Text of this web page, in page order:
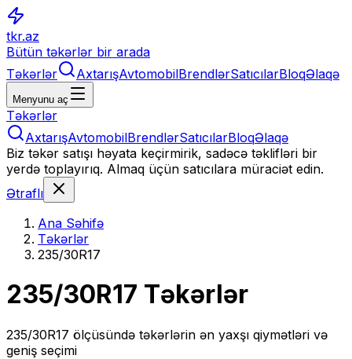
tkr.az
Bütün təkərlər bir arada
Təkərlər
AxtarışAvtomobilBrendlərSatıcılarBloqƏlaqə
Menyunu aç
Təkərlər
AxtarışAvtomobilBrendlərSatıcılarBloqƏlaqə
Biz təkər satışı həyata keçirmirik, sadəcə təklifləri bir
yerdə toplayırıq. Almaq üçün satıcılara müraciət edin.
Ətraflı
Ana Səhifə
Təkərlər
235/30R17
235/30R17 Təkərlər
235/30R17 ölçüsündə təkərlərin ən yaxşı qiymətləri və
geniş seçimi